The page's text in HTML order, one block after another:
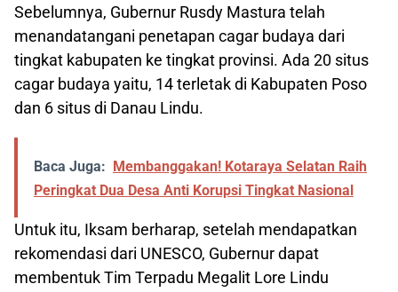
Sebelumnya, Gubernur Rusdy Mastura telah
menandatangani penetapan cagar budaya dari
tingkat kabupaten ke tingkat provinsi. Ada 20 situs
cagar budaya yaitu, 14 terletak di Kabupaten Poso
dan 6 situs di Danau Lindu.
Baca Juga:
Membanggakan! Kotaraya Selatan Raih
Peringkat Dua Desa Anti Korupsi Tingkat Nasional
Untuk itu, Iksam berharap, setelah mendapatkan
rekomendasi dari UNESCO, Gubernur dapat
membentuk Tim Terpadu Megalit Lore Lindu